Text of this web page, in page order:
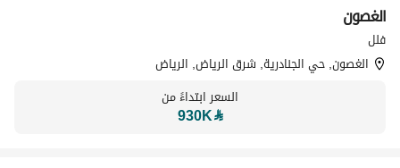
تسويق بواسطة
الغصون
فلل
الغصون, حي الجنادرية, شرق الرياض, الرياض
السعر ابتداءً من
⃁
930K